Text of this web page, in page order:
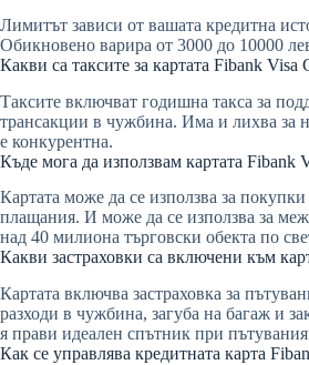
Лимитът зависи от вашата кредитна
Обикновено варира от 3000 до 10000
Какви са таксите за картата Fibank Visa
Таксите включват годишна такса за
трансакции в чужбина. Има и лихва за
е конкурентна.
Къде мога да използвам картата Fibank
Картата може да се използва за
плащания. И може да се използва за
над 40 милиона търговски обекта по
Какви застраховки са включени към
Картата включва застраховка за
разходи в чужбина, загуба на багаж и
я прави идеален спътник при
Как се управлява кредитната карта